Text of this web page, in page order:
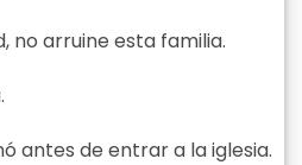
no arruine esta familia.
antes de entrar a la iglesia.